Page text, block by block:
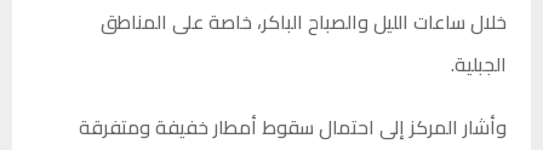
خلال ساعات الليل والصباح الباكر، خاصة على المناطق
الجبلية.
وأشار المركز إلى احتمال سقوط أمطار خفيفة ومتفرقة